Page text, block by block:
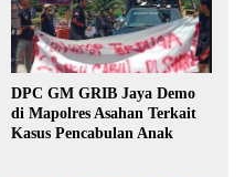
DPC GM GRIB Jaya Demo
di Mapolres Asahan Terkait
Kasus Pencabulan Anak